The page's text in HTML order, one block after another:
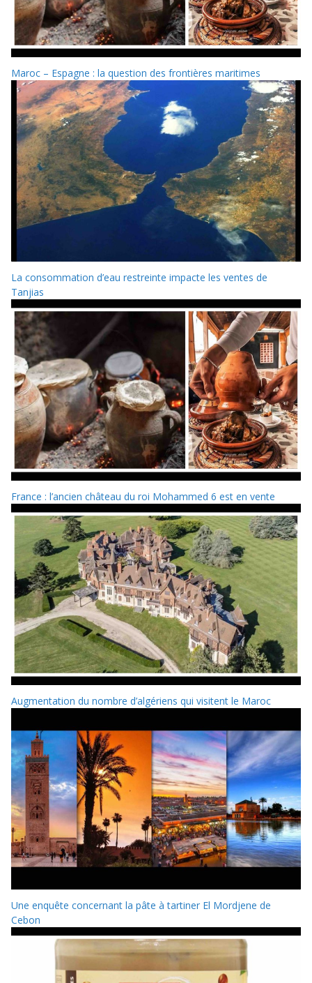
Maroc – Espagne : la question des frontières maritimes
La consommation d’eau restreinte impacte les ventes de
Tanjias
France : l’ancien château du roi Mohammed 6 est en vente
Augmentation du nombre d’algériens qui visitent le Maroc
Une enquête concernant la pâte à tartiner El Mordjene de
Cebon